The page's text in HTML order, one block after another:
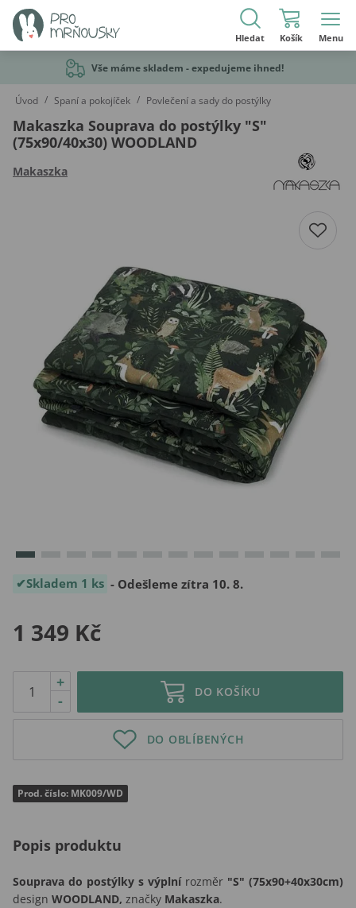
Hledat Košík Menu
Vše máme skladem - expedujeme ihned!
Úvod / Spaní a pokojíček / Povlečení a sady do postýlky
Makaszka Souprava do postýlky "S"
(75x90/40x30) WOODLAND
Makaszka
Skladem 1 ks - Odešleme zítra 10. 8.
1 349 Kč
-
+
DO KOŠÍKU
DO OBLÍBENÝCH
Prod. číslo: MK009/WD
Popis produktu
Souprava do postýlky s výplnírozměr "S" (75x90+40x30cm)
design WOODLAND, značky Makaszka.